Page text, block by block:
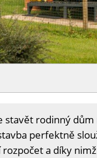
stavět rodinný
perfektně
a díky